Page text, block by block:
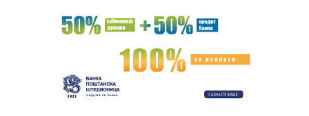
23:25:Emotivan trenutak Sare Reljić sa bratom na venčanju! Evo
šta r...
VAŽNA PORUKA: Delije, ovo morate da znate pred revanš
23:12:Sportske igre mladih u četvrtak na terenima Osnovne škole